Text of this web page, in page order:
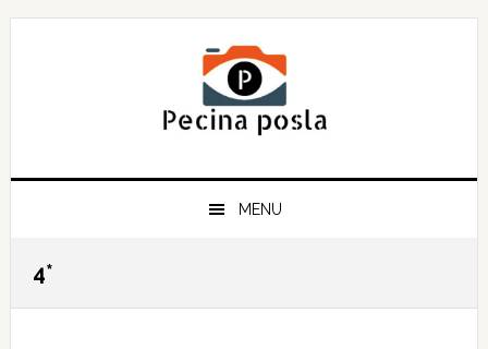
Skip
Skip
Skip
MENU
4*